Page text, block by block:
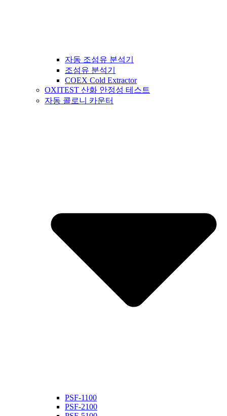
자동 조섬유 분석기
조섬유 분석기
COEX Cold Extractor
OXITEST 산화 안정성 테스트
자동 콜로니 카운터
PSF-1100
PSF-2100